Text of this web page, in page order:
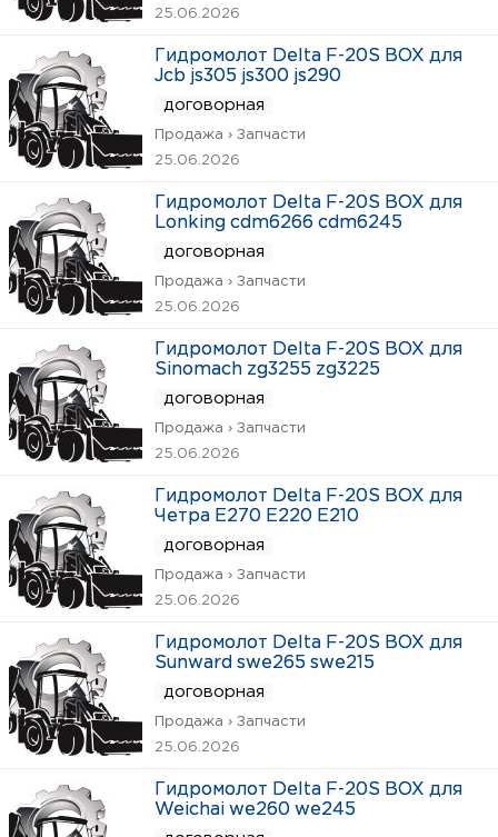
25.06.2026
Гидромолот Delta F-20S BOX для
Jcb js305 js300 js290
договорная
Продажа › Запчасти
25.06.2026
Гидромолот Delta F-20S BOX для
Lonking cdm6266 cdm6245
договорная
Продажа › Запчасти
25.06.2026
Гидромолот Delta F-20S BOX для
Sinomach zg3255 zg3225
договорная
Продажа › Запчасти
25.06.2026
Гидромолот Delta F-20S BOX для
Четра Е270 Е220 Е210
договорная
Продажа › Запчасти
25.06.2026
Гидромолот Delta F-20S BOX для
Sunward swe265 swe215
договорная
Продажа › Запчасти
25.06.2026
Гидромолот Delta F-20S BOX для
Weichai we260 we245